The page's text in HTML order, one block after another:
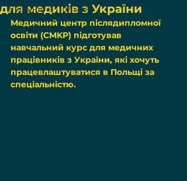
Українці в Польщі
для медиків з України
Медичний центр післядипломної
освіти (CMKP) підготував
навчальний курс для медичних
працівників з України, які хочуть
працевлаштуватися в Польщі за
спеціальністю.